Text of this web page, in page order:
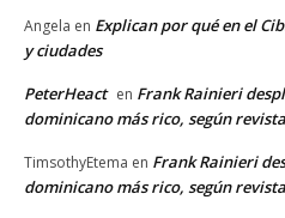
Angela en Explican por qué en el
y ciudades
PeterHeact en Frank Rainieri
dominicano más rico, según
TimsothyEtema en Frank Rainieri
dominicano más rico, según